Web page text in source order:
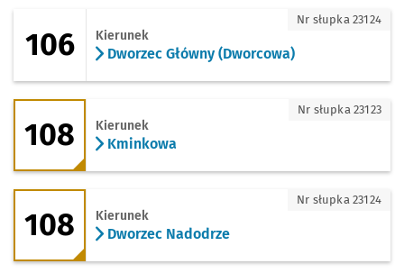
106 - kierunek Dworzec Główny
106 Kierunek
Dworzec Główny (Dworcowa)
Nr słupka 23124
108 - kierunek Kminkowa
108 Kierunek
Kminkowa
Nr słupka 23123
108 - kierunek Dworzec Nadodrze
108 Kierunek
Dworzec Nadodrze
Nr słupka 23124